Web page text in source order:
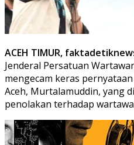
ACEH TIMUR,
Jenderal Persatuan
mengecam keras
Aceh, Murtalamuddin, yang
penolakan terhadap